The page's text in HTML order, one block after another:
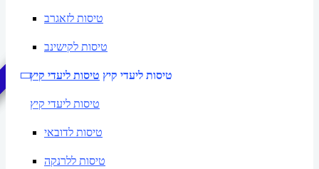
טיסות לזאגרב
טיסות לקישינב
טיסות ליעדי קיץ טיסות ליעדי קיץ
טיסות ליעדי קיץ
טיסות לדובאי
טיסות ללרנקה
שייט מאורגן
שייט מאורגן